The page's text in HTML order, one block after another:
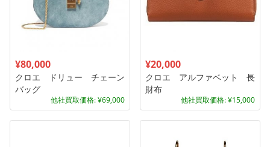
¥80,000
クロエ ドリュー チェーン
バッグ
他社買取価格: ¥69,000
¥20,000
クロエ アルファベット 長
財布
他社買取価格: ¥15,000